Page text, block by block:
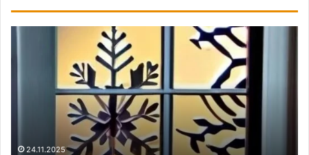
18.11.2025